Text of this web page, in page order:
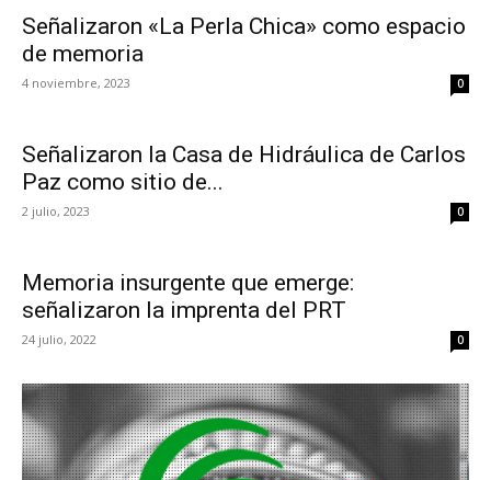
Señalizaron «La Perla Chica» como espacio
de memoria
4 noviembre, 2023 0
Señalizaron la Casa de Hidráulica de Carlos
Paz como sitio de...
2 julio, 2023 0
Memoria insurgente que emerge:
señalizaron la imprenta del PRT
24 julio, 2022 0